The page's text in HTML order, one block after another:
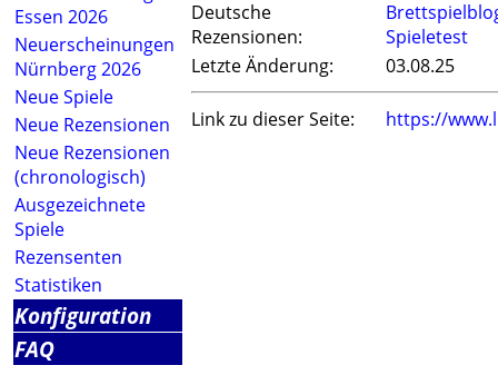
Essen 2026
Neuerscheinungen
Nürnberg 2026
Neue Spiele
Neue Rezensionen
Neue Rezensionen
(chronologisch)
Ausgezeichnete
Spiele
Rezensenten
Statistiken
Konfiguration
FAQ
Deutsche
Rezensionen:
Spieletest
Letzte Änderung:
03.08.25
Link zu dieser Seite: https://